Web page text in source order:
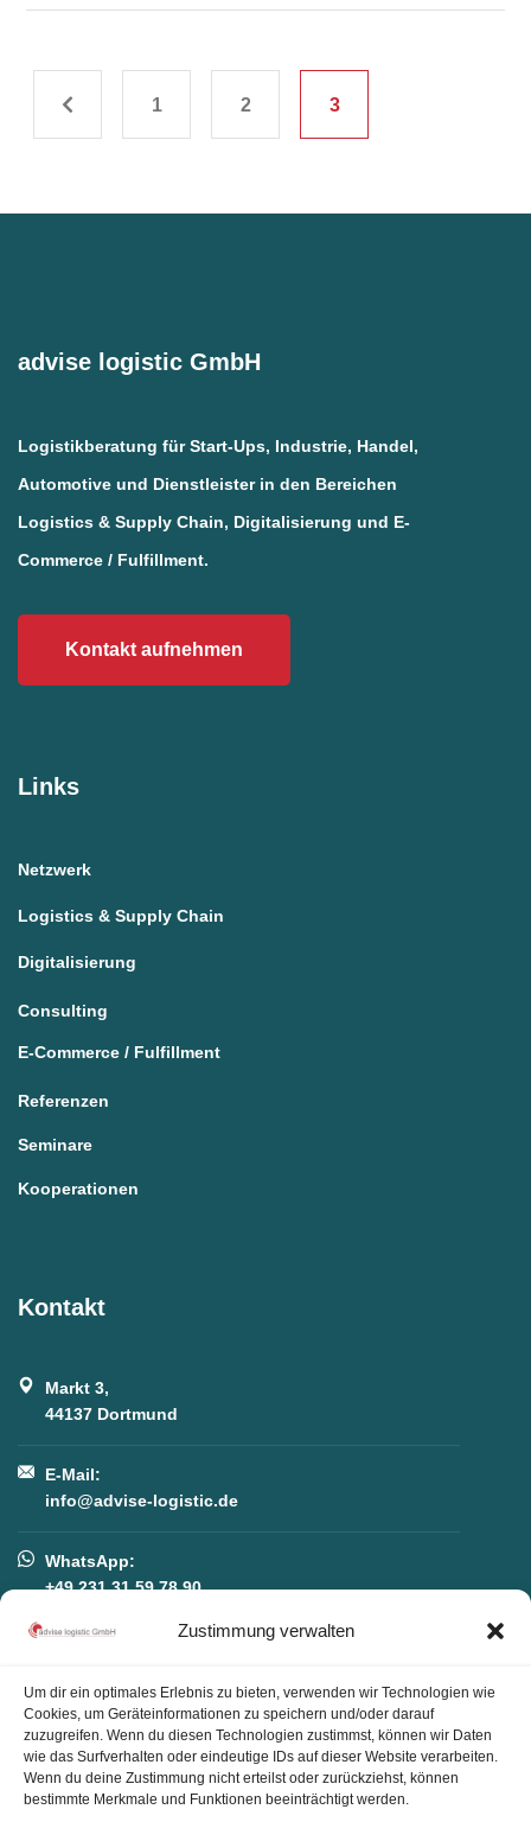
Zustimmung verwalten
Um dir ein optimales Erlebnis zu bieten, verwenden wir Technologien wie
Cookies, um Geräteinformationen zu speichern und/oder darauf
zuzugreifen. Wenn du diesen Technologien zustimmst, können wir Daten
wie das Surfverhalten oder eindeutige IDs auf dieser Website verarbeiten.
Wenn du deine Zustimmung nicht erteilst oder zurückziehst, können
bestimmte Merkmale und Funktionen beeinträchtigt werden.
1 2 3
advise logistic GmbH
Logistikberatung für Start-Ups, Industrie, Handel,
Automotive und Dienstleister in den Bereichen
Logistics & Supply Chain, Digitalisierung und E-
Commerce / Fulfillment.
Kontakt aufnehmen
Links
Netzwerk
Logistics & Supply Chain
Digitalisierung
Consulting
E-Commerce / Fulfillment
Referenzen
Seminare
Kooperationen
Kontakt
Markt 3,
44137 Dortmund
E-Mail:
info@advise-logistic.de
WhatsApp:
+49 231 31 59 78 90